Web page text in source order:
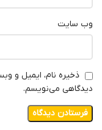
وب‌ سایت
ذخیره نام، ایمیل و
دیدگاهی می‌نویسم.